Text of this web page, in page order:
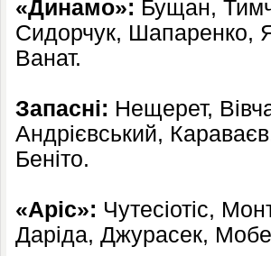
«Динамо»: Бущан,
Сидорчук, Шапаренко,
Ванат.
Запасні: Нещерет,
Андрієвський,
Беніто.
«Аріс»: Чутесіотіс,
Даріда, Джурасек,